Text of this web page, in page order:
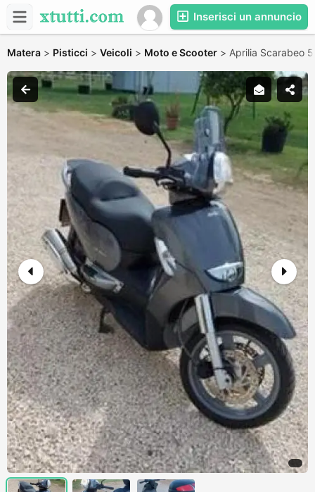
Inserisci un annuncio
Matera > Pisticci > Veicoli > Moto e Scooter > Aprilia Scarabeo